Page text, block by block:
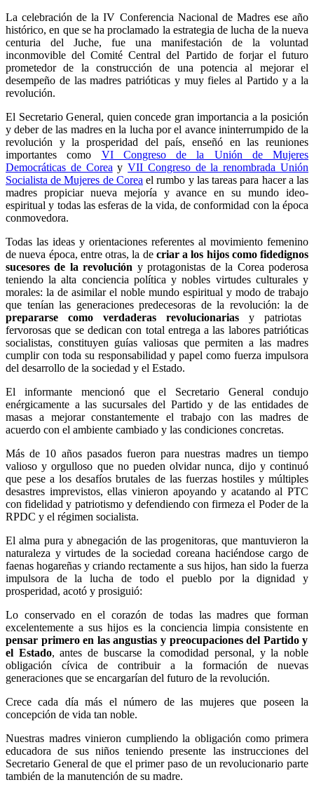
La celebración de la IV Conferencia Nacional de Madres ese año
histórico, en que se ha proclamado la estrategia de lucha de la nueva
centuria del Juche, fue una manifestación de la voluntad
inconmovible del Comité Central del Partido de forjar el futuro
prometedor de la construcción de una potencia al mejorar el
desempeño de las madres patrióticas y muy fieles al Partido y a la
revolución.
El Secretario General, quien concede gran importancia a la posición
y deber de las madres en la lucha por el avance ininterrumpido de la
revolución y la prosperidad del país, enseñó en las reuniones
importantes como VI Congreso de la Unión de Mujeres
Democráticas de Corea yVII Congreso de la renombrada Unión
Socialista de Mujeres de Corea el rumbo y las tareas para hacer a las
madres propiciar nueva mejoría y avance en su mundo ideo-
espiritual y todas las esferas de la vida, de conformidad con la época
conmovedora.
Todas las ideas y orientaciones referentes al movimiento femenino
de nueva época, entre otras, la de criar a los hijos como fidedignos
sucesores de la revolución y protagonistas de la Corea poderosa
teniendo la alta conciencia política y nobles virtudes culturales y
morales: la de asimilar el noble mundo espiritual y modo de trabajo
que tenían las generaciones predecesoras de la revolución: la de
prepararse como verdaderas revolucionarias y patriotas
fervorosas que se dedican con total entrega a las labores patrióticas
socialistas, constituyen guías valiosas que permiten a las madres
cumplir con toda su responsabilidad y papel como fuerza impulsora
del desarrollo de la sociedad y el Estado.
El informante mencionó que el Secretario General condujo
enérgicamente a las sucursales del Partido y de las entidades de
masas a mejorar constantemente el trabajo con las madres de
acuerdo con el ambiente cambiado y las condiciones concretas.
Más de 10 años pasados fueron para nuestras madres un tiempo
valioso y orgulloso que no pueden olvidar nunca, dijo y continuó
que pese a los desafíos brutales de las fuerzas hostiles y múltiples
desastres imprevistos, ellas vinieron apoyando y acatando al PTC
con fidelidad y patriotismo y defendiendo con firmeza el Poder de la
RPDC y el régimen socialista.
El alma pura y abnegación de las progenitoras, que mantuvieron la
naturaleza y virtudes de la sociedad coreana haciéndose cargo de
faenas hogareñas y criando rectamente a sus hijos, han sido la fuerza
impulsora de la lucha de todo el pueblo por la dignidad y
prosperidad, acotó y prosiguió:
Lo conservado en el corazón de todas las madres que forman
excelentemente a sus hijos es la conciencia limpia consistente en
pensar primero en las angustias y preocupaciones del Partido y
el Estado, antes de buscarse la comodidad personal, y la noble
obligación cívica de contribuir a la formación de nuevas
generaciones que se encargarían del futuro de la revolución.
Crece cada día más el número de las mujeres que poseen la
concepción de vida tan noble.
Nuestras madres vinieron cumpliendo la obligación como primera
educadora de sus niños teniendo presente las instrucciones del
Secretario General de que el primer paso de un revolucionario parte
también de la manutención de su madre.